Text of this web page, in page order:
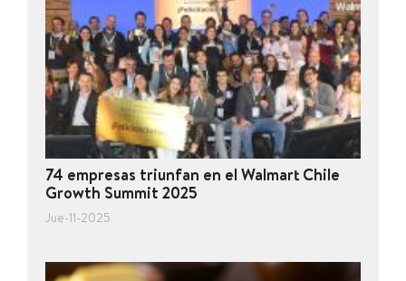
74 empresas triunfan en el Walmart Chile
Growth Summit 2025
Jue-11-2025